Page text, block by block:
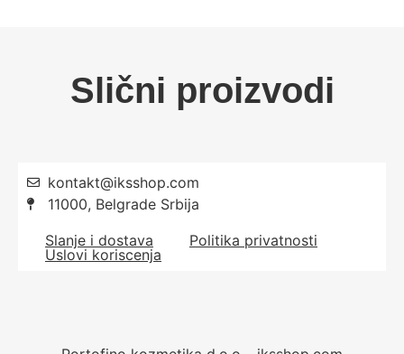
Slični proizvodi
kontakt@iksshop.com
11000, Belgrade Srbija
Slanje i dostava
Politika privatnosti
Uslovi koriscenja